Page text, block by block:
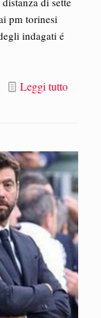
pm torinesi
indagati é
Leggi tutto